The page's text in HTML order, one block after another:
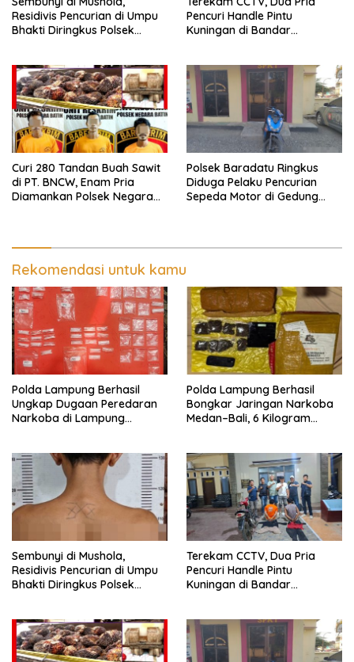
Residivis Pencurian di Umpu
Bhakti Diringkus Polsek
Pencuri Handle Pintu
Kuningan di Bandar
Curi 280 Tandan Buah Sawit
di PT. BNCW, Enam Pria
Diamankan Polsek Negara
Polsek Baradatu Ringkus
Diduga Pelaku Pencurian
Sepeda Motor di Gedung
Rekomendasi untuk kamu
Polda Lampung Berhasil
Ungkap Dugaan Peredaran
Narkoba di Lampung
Polda Lampung Berhasil
Bongkar Jaringan Narkoba
Medan–Bali, 6 Kilogram
Sembunyi di Mushola,
Residivis Pencurian di Umpu
Bhakti Diringkus Polsek
Terekam CCTV, Dua Pria
Pencuri Handle Pintu
Kuningan di Bandar